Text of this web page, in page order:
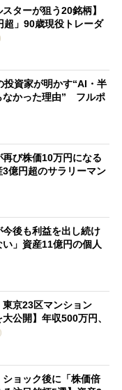
スターが狙う20銘柄】
超」90歳現役トレーダ
投資家が明かす“AI・半
なかった理由” フルポ
再び株価10万円になる
3億円超のサラリーマン
今後も利益を出し続け
」資産11億円の個人
東京23区マンション
大公開】年収500万円、
ショック後に「株価倍